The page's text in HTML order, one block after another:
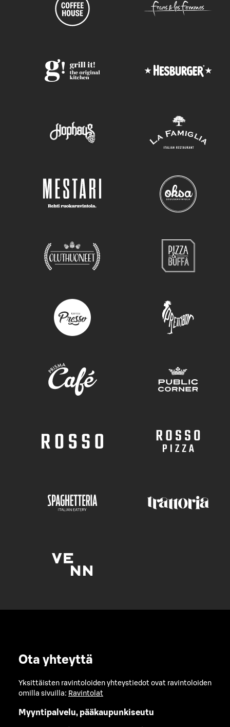
Ota yhteyttä
Yksittäisten ravintoloiden yhteystiedot ovat ravintoloiden
omilla sivuilla: Ravintolat
Myyntipalvelu, pääkaupunkiseutu